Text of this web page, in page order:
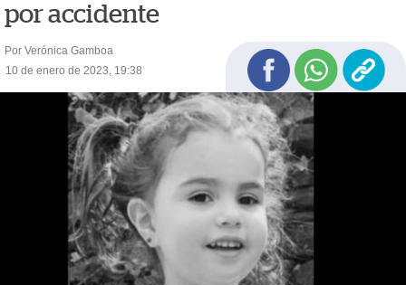
por accidente
Por Verónica Gamboa
10 de enero de 2023, 19:38